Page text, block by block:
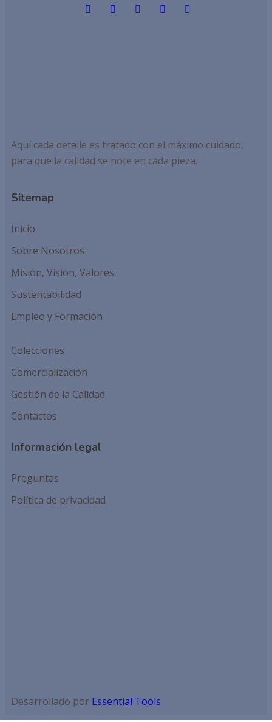
Aquí cada detalle es tratado con el máximo cuidado,
para que la calidad se note en cada pieza.
Sitemap
Inicio
Sobre Nosotros
Misión, Visión, Valores
Sustentabilidad
Empleo y Formación
Colecciones
Comercialización
Gestión de la Calidad
Contactos
Información legal
Preguntas
Política de privacidad
Desarrollado por Essential Tools